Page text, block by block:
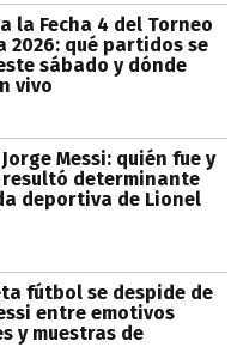
la Fecha 4 del Torneo
2026: qué partidos se
sábado y dónde
vivo
Messi: quién fue y
resultó determinante
deportiva de Lionel
fútbol se despide de
entre emotivos
y muestras de